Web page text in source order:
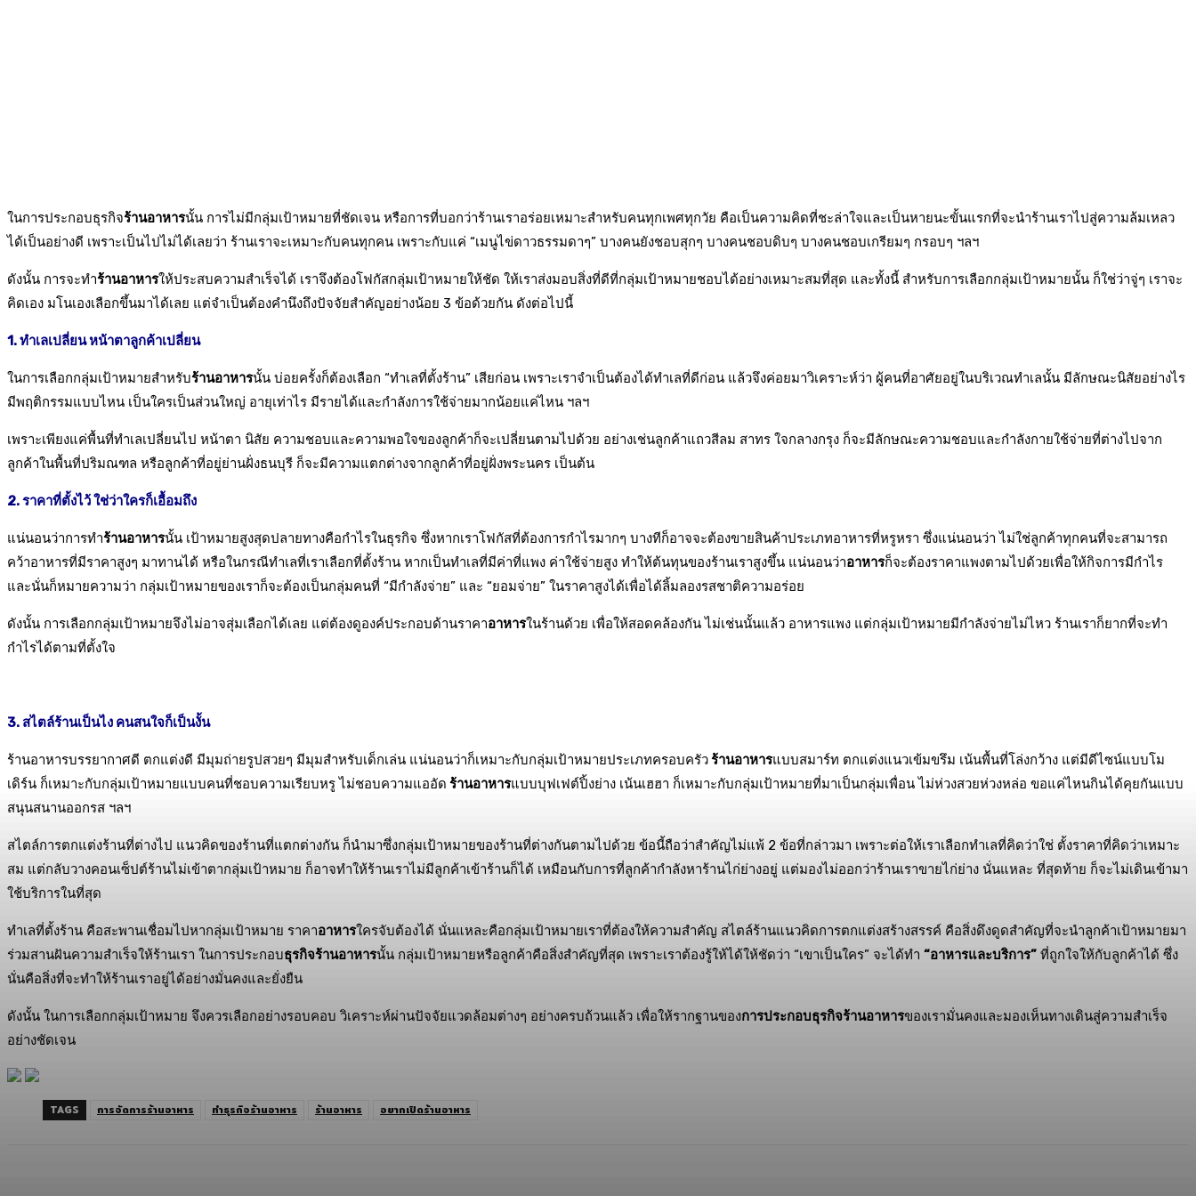
ในการประกอบธุรกิจร้านอาหารนั้น การไม่มีกลุ่มเป้าหมายที่ชัดเจน หรือการที่บอกว่าร้านเราอร่อยเหมาะสำหรับคนทุกเพศทุกวัย คือเป็นความคิดที่ชะล่าใจและเป็นหายนะขั้นแรกที่จะนำร้านเราไปสู่ความล้มเหลว
ได้เป็นอย่างดี เพราะเป็นไปไม่ได้เลยว่า ร้านเราจะเหมาะกับคนทุกคน เพราะกับแค่ “เมนูไข่ดาวธรรมดาๆ” บางคนยังชอบสุกๆ บางคนชอบดิบๆ บางคนชอบเกรียมๆ กรอบๆ ฯลฯ
ดังนั้น การจะทำร้านอาหารให้ประสบความสำเร็จได้ เราจึงต้องโฟกัสกลุ่มเป้าหมายให้ชัด ให้เราส่งมอบสิ่งที่ดีที่กลุ่มเป้าหมายชอบได้อย่างเหมาะสมที่สุด และทั้งนี้ สำหรับการเลือกกลุ่มเป้าหมายนั้น ก็ใช่ว่าจู่ๆ เราจะ
คิดเอง มโนเองเลือกขึ้นมาได้เลย แต่จำเป็นต้องคำนึงถึงปัจจัยสำคัญอย่างน้อย 3 ข้อด้วยกัน ดังต่อไปนี้
1. ทำเลเปลี่ยน หน้าตาลูกค้าเปลี่ยน
ในการเลือกกลุ่มเป้าหมายสำหรับร้านอาหารนั้น บ่อยครั้งก็ต้องเลือก “ทำเลที่ตั้งร้าน” เสียก่อน เพราะเราจำเป็นต้องได้ทำเลที่ดีก่อน แล้วจึงค่อยมาวิเคราะห์ว่า ผู้คนที่อาศัยอยู่ในบริเวณทำเลนั้น มีลักษณะนิสัยอย่างไร
มีพฤติกรรมแบบไหน เป็นใครเป็นส่วนใหญ่ อายุเท่าไร มีรายได้และกำลังการใช้จ่ายมากน้อยแค่ไหน ฯลฯ
เพราะเพียงแค่พื้นที่ทำเลเปลี่ยนไป หน้าตา นิสัย ความชอบและความพอใจของลูกค้าก็จะเปลี่ยนตามไปด้วย อย่างเช่นลูกค้าแถวสีลม สาทร ใจกลางกรุง ก็จะมีลักษณะความชอบและกำลังกายใช้จ่ายที่ต่างไปจาก
ลูกค้าในพื้นที่ปริมณฑล หรือลูกค้าที่อยู่ย่านฝั่งธนบุรี ก็จะมีความแตกต่างจากลูกค้าที่อยู่ฝั่งพระนคร เป็นต้น
2. ราคาที่ตั้งไว้ ใช่ว่าใครก็เอื้อมถึง
แน่นอนว่าการทำร้านอาหารนั้น เป้าหมายสูงสุดปลายทางคือกำไรในธุรกิจ ซึ่งหากเราโฟกัสที่ต้องการกำไรมากๆ บางทีก็อาจจะต้องขายสินค้าประเภทอาหารที่หรูหรา ซึ่งแน่นอนว่า ไม่ใช่ลูกค้าทุกคนที่จะสามารถ
คว้าอาหารที่มีราคาสูงๆ มาทานได้ หรือในกรณีทำเลที่เราเลือกที่ตั้งร้าน หากเป็นทำเลที่มีค่าที่แพง ค่าใช้จ่ายสูง ทำให้ต้นทุนของร้านเราสูงขึ้น แน่นอนว่าอาหารก็จะต้องราคาแพงตามไปด้วยเพื่อให้กิจการมีกำไร
และนั่นก็หมายความว่า กลุ่มเป้าหมายของเราก็จะต้องเป็นกลุ่มคนที่ “มีกำลังจ่าย” และ “ยอมจ่าย” ในราคาสูงได้เพื่อได้ลิ้มลองรสชาติความอร่อย
ดังนั้น การเลือกกลุ่มเป้าหมายจึงไม่อาจสุ่มเลือกได้เลย แต่ต้องดูองค์ประกอบด้านราคาอาหารในร้านด้วย เพื่อให้สอดคล้องกัน ไม่เช่นนั้นแล้ว อาหารแพง แต่กลุ่มเป้าหมายมีกำลังจ่ายไม่ไหว ร้านเราก็ยากที่จะทำ
กำไรได้ตามที่ตั้งใจ
3. สไตล์ร้านเป็นไง คนสนใจก็เป็นงั้น
ร้านอาหารบรรยากาศดี ตกแต่งดี มีมุมถ่ายรูปสวยๆ มีมุมสำหรับเด็กเล่น แน่นอนว่าก็เหมาะกับกลุ่มเป้าหมายประเภทครอบครัวร้านอาหารแบบสมาร์ท ตกแต่งแนวเข้มขรึม เน้นพื้นที่โล่งกว้าง แต่มีดีไซน์แบบโม
เดิร์น ก็เหมาะกับกลุ่มเป้าหมายแบบคนที่ชอบความเรียบหรู ไม่ชอบความแออัด ร้านอาหารแบบบุฟเฟต์ปิ้งย่าง เน้นเฮฮา ก็เหมาะกับกลุ่มเป้าหมายที่มาเป็นกลุ่มเพื่อน ไม่ห่วงสวยห่วงหล่อ ขอแค่ไหนกินได้คุยกันแบบ
สนุนสนานออกรส ฯลฯ
สไตล์การตกแต่งร้านที่ต่างไป แนวคิดของร้านที่แตกต่างกัน ก็นำมาซึ่งกลุ่มเป้าหมายของร้านที่ต่างกันตามไปด้วย ข้อนี้ถือว่าสำคัญไม่แพ้ 2 ข้อที่กล่าวมา เพราะต่อให้เราเลือกทำเลที่คิดว่าใช่ ตั้งราคาที่คิดว่าเหมาะ
สม แต่กลับวางคอนเซ็ปต์ร้านไม่เข้าตากลุ่มเป้าหมาย ก็อาจทำให้ร้านเราไม่มีลูกค้าเข้าร้านก็ได้ เหมือนกับการที่ลูกค้ากำลังหาร้านไก่ย่างอยู่ แต่มองไม่ออกว่าร้านเราขายไก่ย่าง นั่นแหละ ที่สุดท้าย ก็จะไม่เดินเข้ามา
ใช้บริการในที่สุด
ทำเลที่ตั้งร้าน คือสะพานเชื่อมไปหากลุ่มเป้าหมาย ราคาอาหารใครจับต้องได้ นั่นแหละคือกลุ่มเป้าหมายเราที่ต้องให้ความสำคัญ สไตล์ร้านแนวคิดการตกแต่งสร้างสรรค์ คือสิ่งดึงดูดสำคัญที่จะนำลูกค้าเป้าหมายมา
ร่วมสานฝันความสำเร็จให้ร้านเรา ในการประกอบธุรกิจร้านอาหารนั้น กลุ่มเป้าหมายหรือลูกค้าคือสิ่งสำคัญที่สุด เพราะเราต้องรู้ให้ได้ให้ชัดว่า “เขาเป็นใคร” จะได้ทำ “อาหารและบริการ” ที่ถูกใจให้กับลูกค้าได้ ซึ่ง
นั่นคือสิ่งที่จะทำให้ร้านเราอยู่ได้อย่างมั่นคงและยั่งยืน
ดังนั้น ในการเลือกกลุ่มเป้าหมาย จึงควรเลือกอย่างรอบคอบ วิเคราะห์ผ่านปัจจัยแวดล้อมต่างๆ อย่างครบถ้วนแล้ว เพื่อให้รากฐานของการประกอบธุรกิจร้านอาหารของเรามั่นคงและมองเห็นทางเดินสู่ความสำเร็จ
อย่างชัดเจน
TAGS การจัดการร้านอาหาร ทำธุรกิจร้านอาหาร ร้านอาหาร อยากเปิดร้านอาหาร